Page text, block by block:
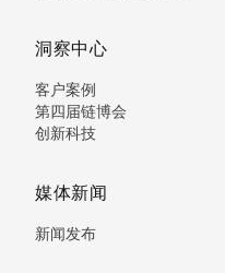
洞察中心
客户案例
第四届链博会
创新科技
媒体新闻
新闻发布